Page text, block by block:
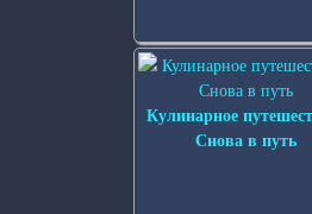
Кулинарное
Снова в путь